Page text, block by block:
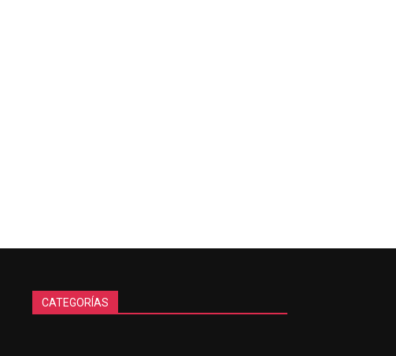
CATEGORÍAS